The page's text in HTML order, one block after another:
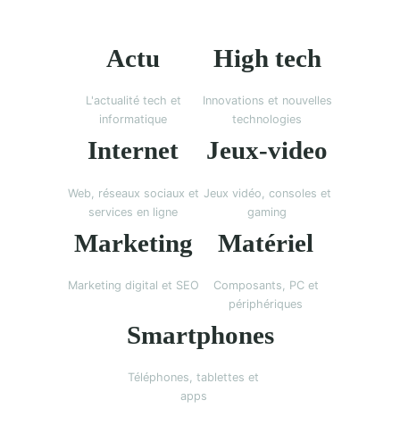
Actu
L'actualité tech et
informatique
High tech
Innovations et nouvelles
technologies
Internet
Web, réseaux sociaux et
services en ligne
Jeux-video
Jeux vidéo, consoles et
gaming
Marketing
Marketing digital et SEO
Matériel
Composants, PC et
périphériques
Smartphones
Téléphones, tablettes et
apps